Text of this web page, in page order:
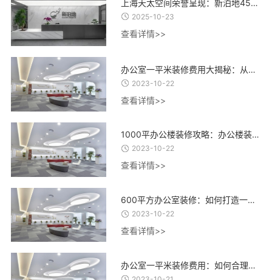
上海天太空间荣誉呈现：新泊地4500㎡总部科研办公一体化空间圆满交付
2025-10-23
查看详情>>
办公室一平米装修费用大揭秘：从设计到材料，了解每一项费用的合理估算
2023-10-22
查看详情>>
1000平办公楼装修攻略：办公楼装修设计、材料选择与施工流程全指南
2023-10-22
查看详情>>
600平方办公室装修：如何打造一个高效、舒适、创意的办公环境？
2023-10-22
查看详情>>
办公室一平米装修费用：如何合理控制装修成本，实现精致办公空间的经济建设